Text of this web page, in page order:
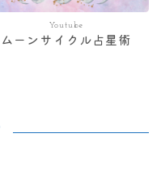
Youtube
ムーンサイクル占星術